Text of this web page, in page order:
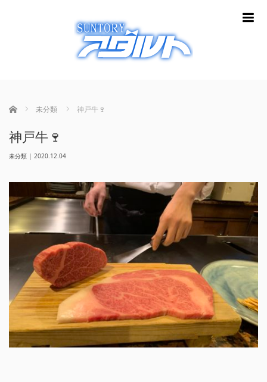
ホーム 未分類 神戸牛🍷
神戸牛🍷
未分類 | 2020.12.04